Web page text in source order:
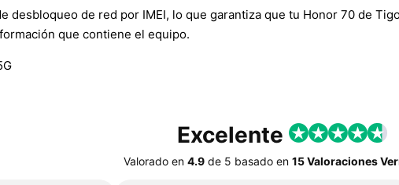
desbloqueo de red por IMEI, lo que garantiza que tu Honor 70 de
que contiene el equipo.
Excelente
Valorado en 4.9de 5 basado en 15 Valoraciones